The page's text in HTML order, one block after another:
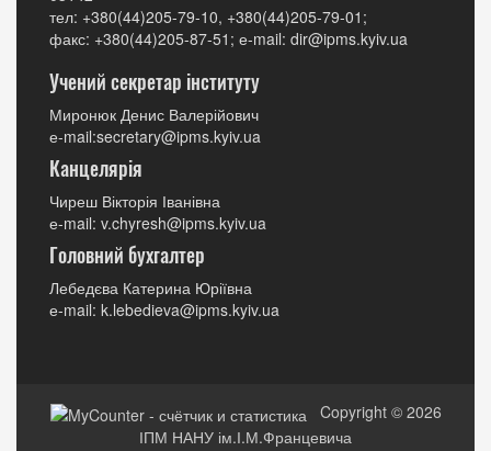
тел: +380(44)205-79-10, +380(44)205-79-01;
факс: +380(44)205-87-51; е-mail: dir@ipms.kyiv.ua
Учений секретар інституту
Миронюк Денис Валерійович
е-mail:secretary@ipms.kyiv.ua
Канцелярія
Чиреш Вікторія Іванівна
е-mail: v.chyresh@ipms.kyiv.ua
Головний бухгалтер
Лебедєва Катерина Юріївна
е-mail: k.lebedieva@ipms.kyiv.ua
Copyright © 2026
ІПМ НАНУ ім.І.М.Францевича